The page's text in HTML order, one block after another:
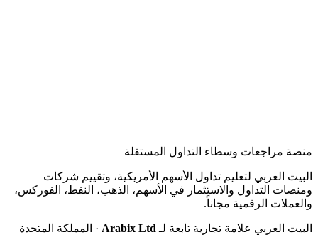
منصة مراجعات وسطاء التداول المستقلة
البيت العربي لتعليم تداول الأسهم الأمريكية، وتقييم شركات
ومنصات التداول والاستثمار في الأسهم، الذهب، النفط، الفوركس،
والعملات الرقمية مجاناً.
البيت العربي علامة تجارية تابعة لـ Arabix Ltd · المملكة المتحدة